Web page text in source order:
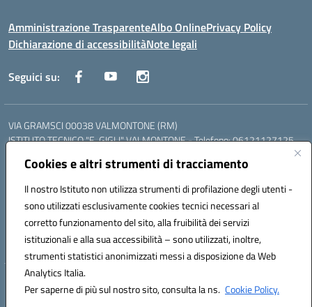
Cookies e altri strumenti di tracciamento
Il nostro Istituto non utilizza strumenti di profilazione degli utenti -
sono utilizzati esclusivamente cookies tecnici necessari al
corretto funzionamento del sito, alla fruibilità dei servizi
istituzionali e alla sua accessibilità – sono utilizzati, inoltre,
strumenti statistici anonimizzati messi a disposizione da Web
Analytics Italia.
Per saperne di più sul nostro sito, consulta la ns. Cookie Policy.
Amministrazione TrasparenteAlbo OnlinePrivacy Policy
Dichiarazione di accessibilitàNote legali
Seguici su:
VIA GRAMSCI 00038 VALMONTONE (RM)
ISTITUTO TECNICO "E. GIGLI" VALMONTONE - Telefono: 06121127125
06121126825
LICEO DELLE SCIENZE UMANE "P.L. NERVI" SEGNI - Telefono:
Mail: RMIS099002@istruzione.it - PEC: RMIS099002@pec.istruzione.it
Codice meccanografico: RMIS099002
Codice fiscale: 95036960581
Hosting & Powered by 3D Solution S.r.l.
Concept & Design by Designers Italia